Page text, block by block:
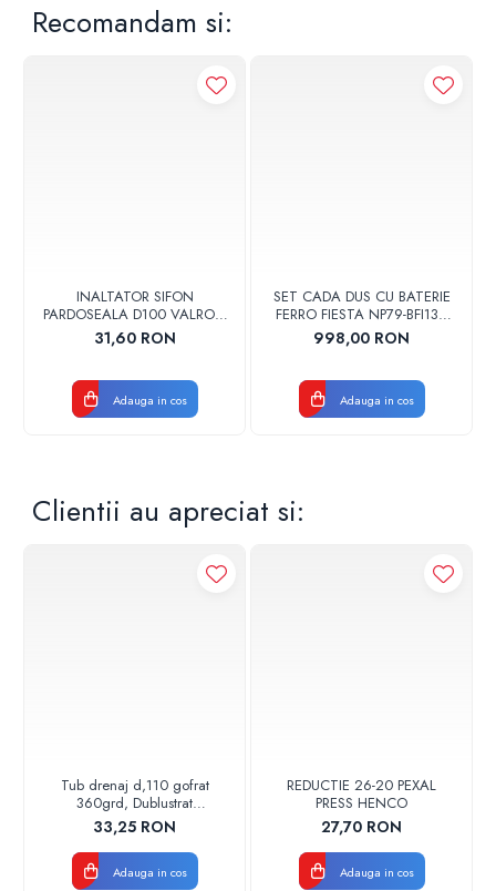
Recomandam si:
INALTATOR SIFON
PARDOSEALA D100 VALROM
17001900004
31,60 RON
Adauga in cos
SET CADA DUS CU BATERIE
FERRO FIESTA NP79-BFI13U
CROM
998,00 RON
Adauga in cos
Clientii au apreciat si:
Tub drenaj d,110 gofrat
360grd, Dublustrat
verde/negru 110152 Drainkit
33,25 RON
Adauga in cos
REDUCTIE 26-20 PEXAL
PRESS HENCO
27,70 RON
Adauga in cos